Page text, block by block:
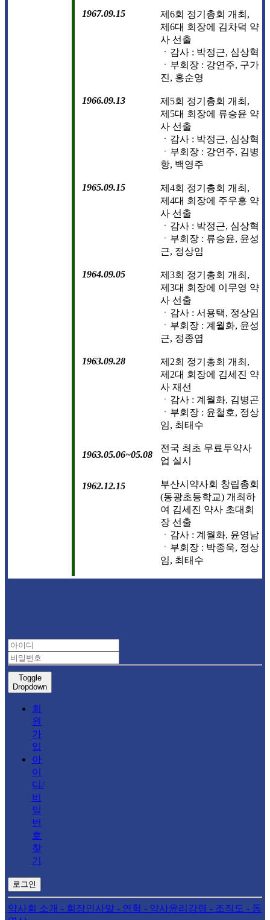
1967.09.15
제6회 정기총회 개최,
제6대 회장에 김차덕 약
사 선출
ㆍ감사 : 박정근, 심상혁
ㆍ부회장 : 강연주, 구가
진, 홍순영
1966.09.13
제5회 정기총회 개최,
제5대 회장에 류승윤 약
사 선출
ㆍ감사 : 박정근, 심상혁
ㆍ부회장 : 강연주, 김병
항, 백영주
1965.09.15
제4회 정기총회 개최,
제4대 회장에 주우흥 약
사 선출
ㆍ감사 : 박정근, 심상혁
ㆍ부회장 : 류승윤, 윤성
근, 정상임
1964.09.05
제3회 정기총회 개최,
제3대 회장에 이무영 약
사 선출
ㆍ감사 : 서용택, 정상임
ㆍ부회장 : 계월화, 윤성
근, 정종엽
1963.09.28
제2회 정기총회 개최,
제2대 회장에 김세진 약
사 재선
ㆍ감사 : 계월화, 김병곤
ㆍ부회장 : 윤철호, 정상
임, 최태수
1963.05.06~05.08
전국 최초 무료투약사
업 실시
1962.12.15
부산시약사회 창립총회
(동광초등학교) 개최하
여 김세진 약사 초대회
장 선출
ㆍ감사 : 계월화, 윤영남
ㆍ부회장 : 박종욱, 정상
임, 최태수
Toggle
Dropdown
회
원
가
입
아
이
디/
비
밀
번
호
찾
기
로그인
약사회 소개 - 회장인사말 - 연혁 - 약사윤리강령 - 조직도 - 동